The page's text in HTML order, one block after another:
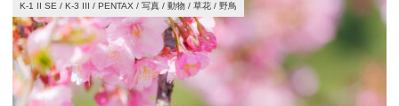
K-1 II SE / K-3 III / PENTAX / 写真 / 動物 / 草花 / 野鳥